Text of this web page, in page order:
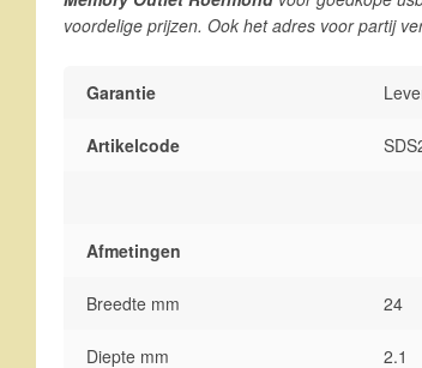
voordelige prijzen. Ook het adres voor partij
Garantie
Artikelcode
Afmetingen
Breedte mm 24
Diepte mm 2.1